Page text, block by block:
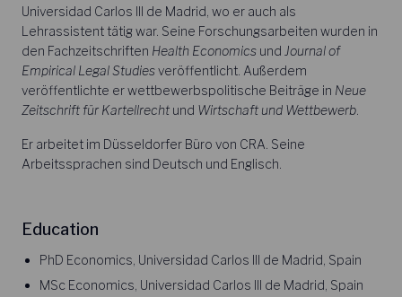
Universidad Carlos III de Madrid, wo er auch als
Lehrassistent tätig war. Seine Forschungsarbeiten wurden in
den Fachzeitschriften Health Economics und Journal of
Empirical Legal Studiesveröffentlicht. Außerdem
veröffentlichte er wettbewerbspolitische Beiträge in Neue
Zeitschrift für Kartellrecht und Wirtschaft und Wettbewerb
Er arbeitet im Düsseldorfer Büro von CRA. Seine
Arbeitssprachen sind Deutsch und Englisch.
Education
PhD Economics, Universidad Carlos III de Madrid, Spain
MSc Economics, Universidad Carlos III de Madrid, Spain